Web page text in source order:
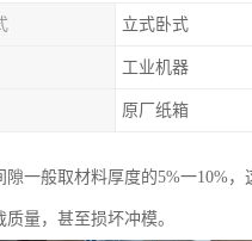
立式卧式
工业机器
原厂纸箱
一般取材料厚度的5%一10%
量，甚至损坏冲模。